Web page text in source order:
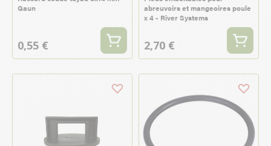
Gaun
0,55 €
abreuvoirs et mangeoires poule
x 4 - River Systems
2,70 €